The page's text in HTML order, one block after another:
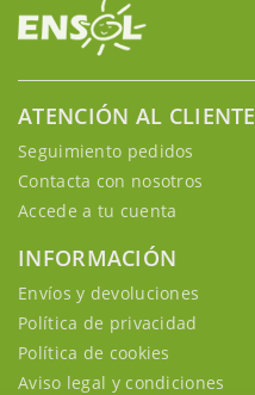
ATENCIÓN AL CLIENTE
Seguimiento pedidos
Contacta con nosotros
Accede a tu cuenta
INFORMACIÓN
Envíos y devoluciones
Política de privacidad
Política de cookies
Aviso legal y condiciones